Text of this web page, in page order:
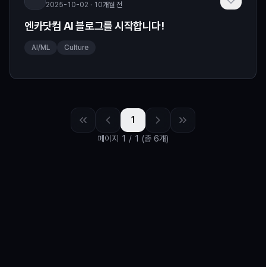
2025-10-02 · 10개월 전
엔카닷컴 AI 블로그를 시작합니다!
AI/ML Culture
1
페이지 1 / 1 (총 6개)